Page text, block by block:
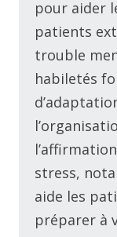
pour aider
patients
trouble
habiletés
stress,
aide les
préparer à